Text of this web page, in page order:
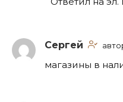
Сергей
магазины в